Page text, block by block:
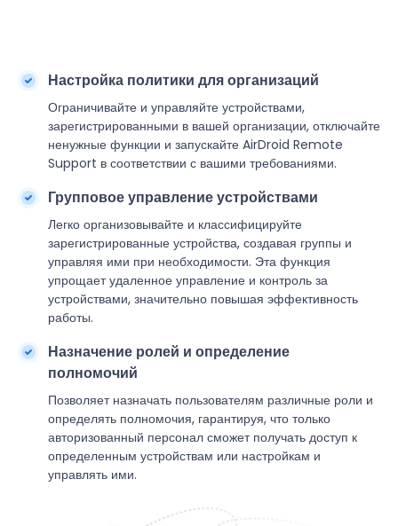
Настройка политики для организаций
Ограничивайте и управляйте устройствами,
зарегистрированными в вашей организации, отключайте
ненужные функции и запускайте AirDroid Remote
Support в соответствии с вашими требованиями.
Групповое управление устройствами
Легко организовывайте и классифицируйте
зарегистрированные устройства, создавая группы и
управляя ими при необходимости. Эта функция
упрощает удаленное управление и контроль за
устройствами, значительно повышая эффективность
работы.
Назначение ролей и определение
полномочий
Позволяет назначать пользователям различные роли и
определять полномочия, гарантируя, что только
авторизованный персонал сможет получать доступ к
определенным устройствам или настройкам и
управлять ими.